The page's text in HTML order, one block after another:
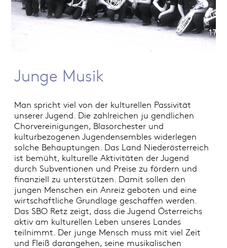
Junge Musik
Man spricht viel von der kulturellen Passivität
unserer Jugend. Die zahlreichen ju gendlichen
Chorvereinigungen, Blasorchester und
kulturbezogenen Jugendensembles widerlegen
solche Behauptungen. Das Land Niederösterreich
ist bemüht, kulturelle Aktivitäten der Jugend
durch Subventionen und Preise zu fördern und
finanziell zu unterstützen. Damit sollen den
jungen Menschen ein Anreiz geboten und eine
wirtschaftliche Grundlage geschaffen werden.
Das SBO Retz zeigt, dass die Jugend Österreichs
aktiv am kulturellen Leben unseres Landes
teilnimmt. Der junge Mensch muss mit viel Zeit
und Fleiß darangehen, seine musikalischen